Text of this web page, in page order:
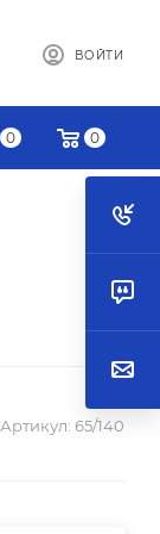
ВОЙТИ
0 0
Артикул: 65/140